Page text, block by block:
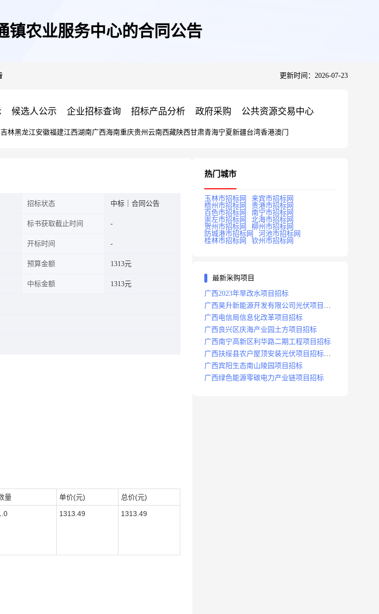
镇农业服务中心的合同公告
更新时间：2026-07-23
候选人公示 企业招标查询 招标产品分析 政府采购 公共资源交易中心
吉林黑龙江安徽福建江西湖南广西海南重庆贵州 云南西藏陕西甘肃青海宁夏新疆台湾香港澳门
招标状态 中标｜合同公告
标书获取截止时间
开标时间
预算金额 1313元
中标金额 1313元
量 单价(元) 总价(元)
1313.49 1313.49
热门城市
玉林市招标网
来宾市招标网
梧州市招标网
贵港市招标网
百色市招标网
南宁市招标网
崇左市招标网
北海市招标网
贺州市招标网
柳州市招标网
防城港市招标网
河池市招标网
桂林市招标网
钦州市招标网
最新采购项目
广西2023年旱改水项目招标
广西昊升新能源开发有限公司光伏项目招
标
广西电信局信息化改革项目招标
广西良兴区庆海产业园土方项目招标
广西南宁高新区利华路二期工程项目招标
广西扶绥县农户屋顶安装光伏项目招标公
告
广西宾阳生态南山陵园项目招标
广西绿色能源零碳电力产业链项目招标